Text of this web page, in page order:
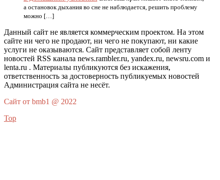
а остановок дыхания во сне не наблюдается, решить проблему
можно […]
Данный сайт не является коммерческим проектом. На этом
сайте ни чего не продают, ни чего не покупают, ни какие
услуги не оказываются. Сайт представляет собой ленту
новостей RSS канала news.rambler.ru, yandex.ru, newsru.com и
lenta.ru . Материалы публикуются без искажения,
ответственность за достоверность публикуемых новостей
Администрация сайта не несёт.
Сайт от bmb1 @ 2022
Top